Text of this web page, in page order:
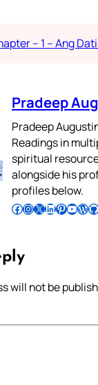
– 1 – Ang
Pradeep
Pradeep
Readings in
spiritual
alongside his
profiles below.
Follow Pradeep on Facebook Follow Pradeep on InstagramFollow Pradeep on X Follow Pradeep on LinkedIn Follow Pradeep on Pinterest Subscribe to Pradeep’s Youtube Channel Follow Pradeep on WordPress Follow Pradeep on GitHub
will not be